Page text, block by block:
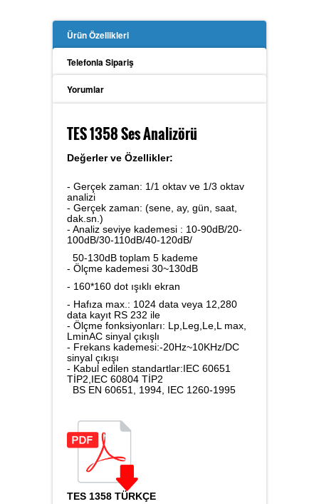
Toprak Megeri
Anemometre
Kalibratör
Karbondioksit Ölçer
Ses Ölçer
Takometre
Ürün Özellikleri
Telefonla Sipariş
Yorumlar
TES 1358 Ses Analizörü
Değerler ve Özellikler:
- Gerçek zaman: 1/1 oktav ve 1/3 oktav
analizi
- Gerçek zaman: (sene, ay, gün, saat,
dak.sn.)
- Analiz seviye kademesi : 10-90dB/20-
100dB/30-110dB/40-120dB/
50-130dB toplam 5 kademe
- Ölçme kademesi 30~130dB
- 160*160 dot ışıklı ekran
- Hafıza max.: 1024 data veya 12,280
data kayıt RS 232 ile
- Ölçme fonksiyonları: Lp,Leg,Le,L max,
LminAC sinyal çıkışlı
- Frekans kademesi:-20Hz~10KHz/DC
sinyal çıkışı
- Kabul edilen standartlar:IEC 60651
TİP2,IEC 60804 TİP2
BS EN 60651, 1994, IEC 1260-1995
TES 1358 TÜRKÇE